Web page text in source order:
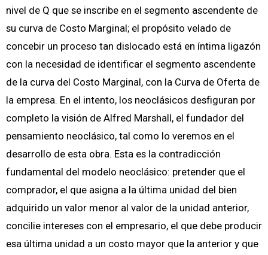
nivel de Q que se inscribe en el segmento ascendente de
su curva de Costo Marginal; el propósito velado de
concebir un proceso tan dislocado está en íntima ligazón
con la necesidad de identificar el segmento ascendente
de la curva del Costo Marginal, con la Curva de Oferta de
la empresa. En el intento, los neoclásicos desfiguran por
completo la visión de Alfred Marshall, el fundador del
pensamiento neoclásico, tal como lo veremos en el
desarrollo de esta obra. Esta es la contradicción
fundamental del modelo neoclásico: pretender que el
comprador, el que asigna a la última unidad del bien
adquirido un valor menor al valor de la unidad anterior,
concilie intereses con el empresario, el que debe producir
esa última unidad a un costo mayor que la anterior y que